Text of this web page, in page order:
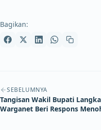
Bagikan:
Navigasi artikel
SEBELUMNYA
Tangisan Wakil Bupati
Warganet Beri Respons